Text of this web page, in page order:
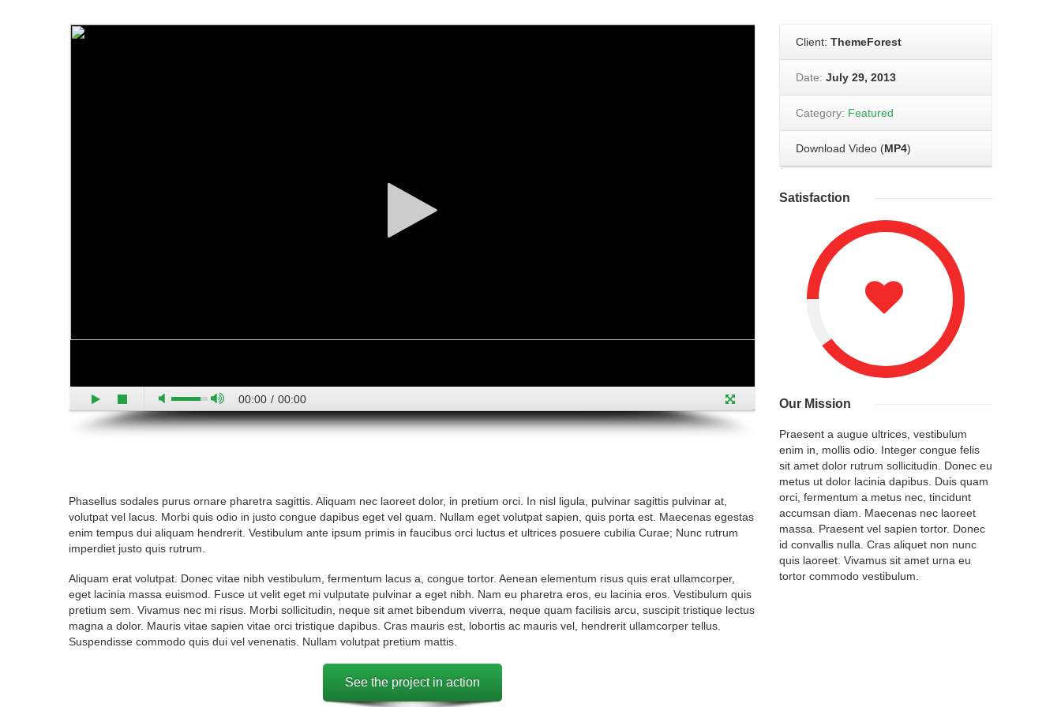
00:00 / 00:00
Phasellus sodales purus ornare pharetra sagittis. Aliquam nec laoreet dolor, in pretium orci. In nisl ligula, pulvinar sagittis pulvinar at,
volutpat vel lacus. Morbi quis odio in justo congue dapibus eget vel quam. Nullam eget volutpat sapien, quis porta est. Maecenas egestas
enim tempus dui aliquam hendrerit. Vestibulum ante ipsum primis in faucibus orci luctus et ultrices posuere cubilia Curae; Nunc rutrum
imperdiet justo quis rutrum.
Aliquam erat volutpat. Donec vitae nibh vestibulum, fermentum lacus a, congue tortor. Aenean elementum risus quis erat ullamcorper,
eget lacinia massa euismod. Fusce ut velit eget mi vulputate pulvinar a eget nibh. Nam eu pharetra eros, eu lacinia eros. Vestibulum quis
pretium sem. Vivamus nec mi risus. Morbi sollicitudin, neque sit amet bibendum viverra, neque quam facilisis arcu, suscipit tristique lectus
magna a dolor. Mauris vitae sapien vitae orci tristique dapibus. Cras mauris est, lobortis ac mauris vel, hendrerit ullamcorper tellus.
Suspendisse commodo quis dui vel venenatis. Nullam volutpat pretium mattis.
See the project in action
Client: ThemeForest
Date: July 29, 2013
Category: Featured
Download Video (MP4)
Satisfaction
Our Mission
Praesent a augue ultrices, vestibulum
enim in, mollis odio. Integer congue felis
sit amet dolor rutrum sollicitudin. Donec eu
metus ut dolor lacinia dapibus. Duis quam
orci, fermentum a metus nec, tincidunt
accumsan diam. Maecenas nec laoreet
massa. Praesent vel sapien tortor. Donec
id convallis nulla. Cras aliquet non nunc
quis laoreet. Vivamus sit amet urna eu
tortor commodo vestibulum.